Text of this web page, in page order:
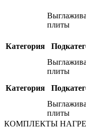
плиты
Категория
плиты
Категория
плиты
КОМПЛЕКТЫ